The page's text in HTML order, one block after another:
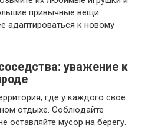
привычные вещи
адаптироваться к новому
уважение к
где у каждого своё
отдыхе. Соблюдайте
оставляйте мусор на берегу.